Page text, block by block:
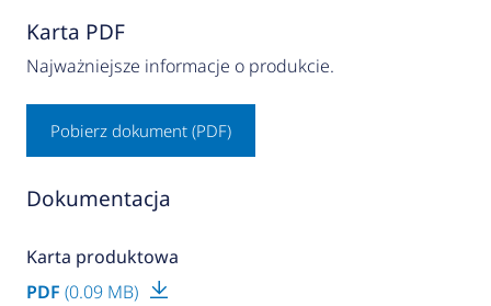
Karta PDF
Najważniejsze informacje o produkcie.
Pobierz dokument (PDF)
Dokumentacja
Karta produktowa
PDF (0.09 MB)